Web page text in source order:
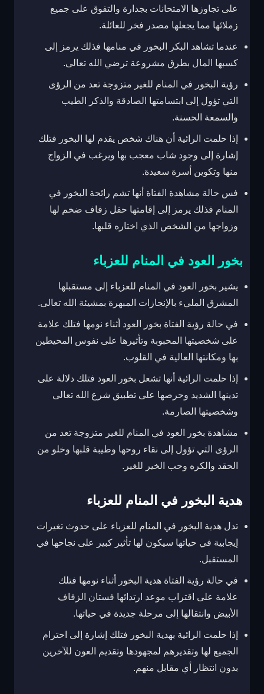
على تجاوزها الامتحانات بجدارة والتفوق على جميع
زملائها مما يجعلها مصدر فخر للعائلة.
عندما تشاهد البكر البخور في منامها فذلك يرمز إلى
كسبها المال بطرق مشروعة ترضي الله تعالى.
رؤية البخور في المنام للغير متزوجة تعد من الرؤى
التي تؤول إلى ابتسامتها الصادقة والذكر الطيب
والسمعة الحسنة.
إذا حلمت الرائية أن هناك شخص يقدم لها البخور فتلك
إشارة إلى وجود شاب معجب بها ويرغب في الزواج
منها وتكوين أسرة سعيدة.
فس حالة مشاهدة الفتاة أنها تشم رائحة البخور في
المنام فذلك يرمز إلى إقامتها حفل زفاف ضخم لها
وزواجها من الشخص الذي اختاره قلبها.
بخور العود في المنام للعزباء
يشير بخور العود في المنام للعزباء إلى مستقبلها
المشرق المليء بالإنجازات المبهرة بمشيئة الله تعالى.
في حالة رؤية الفتاة بخور العود أثناء نومها فتلك علامة
على شخصيتها المحبوبة وتأثيرها على نفوس المحيطين
بها ومكانتها العالية في القلوب.
إذا حلمت الرائية أنها تشعل بخور العود فتلك دلالة على
تدينها الشديد وحرصها على تطبيق شرع الله تعالى
وشخصيتها الصارمة.
مشاهدة بخور العود في المنام للغير متزوجة تعد من
الرؤى التي تؤول إلى نقاء روحها وطيبة قلبها وخلو من
الحقد والكره وحب الخير للغير.
هدية البخور في المنام للعزباء
تدل هدية البخور في المنام للعزباء على حدوث تغيرات
إيجابية في حياتها سيكون لها تأثير كبير على نجاحها في
المستقبل.
في حالة رؤية الفتاة هدية البخور أثناء نومها فتلك
علامة على اقتراب موعد ارتدائها فستان الزفاف
الأبيض وانتقالها إلى مرحلة جديدة في حياتها.
إذا حلمت الرائية بهدية البخور فتلك إشارة إلى احترام
الجميع لها وتقديرهم لمجهودها وتقديم العون للآخرين
بدون انتظار أي مقابل منهم.